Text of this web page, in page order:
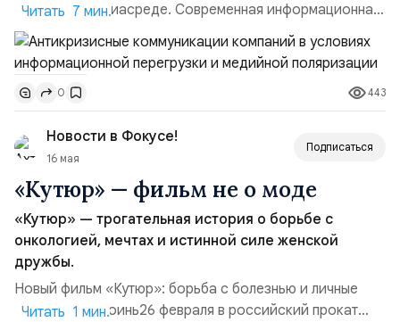
цифровой медиасреде. Современная информационная
среда характеризуется высокой скоростью
распространения данных и постоянным ростом объёма
контента. Развитие социальных сетей и цифровых
платформ существенно изменило механизмы
восприятия информации аудиторией. В условиях
информационной перегрузки пользователи еже...
Читать 7 мин.
0 443
Новости в Фокусе!
16 мая
Подписаться
«Кутюр» — фильм не о моде
«Кутюр» — трогательная история о борьбе с
онкологией, мечтах и истинной силе женской
дружбы.
Новый фильм «Кутюр»: борьба с болезнью и личные
испытания героинь26 февраля в российский прокат
Читать 1 мин.